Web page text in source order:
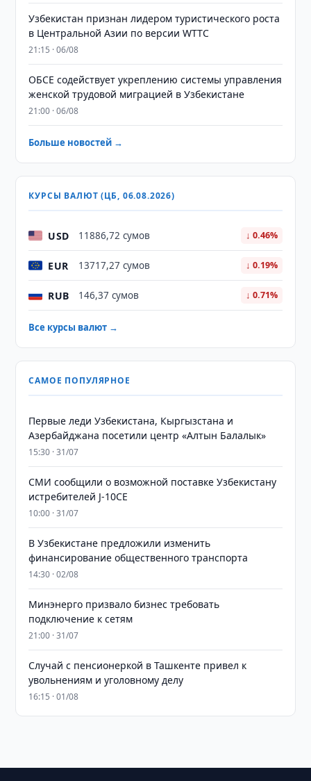
Узбекистан признан лидером туристического роста
в Центральной Азии по версии WTTC
21:15 · 06/08
ОБСЕ содействует укреплению системы управления
женской трудовой миграцией в Узбекистане
21:00 · 06/08
Больше новостей →
КУРСЫ ВАЛЮТ (ЦБ, 06.08.2026)
USD 11886,72 сумов ↓ 0.46%
EUR 13717,27 сумов ↓ 0.19%
RUB 146,37 сумов ↓ 0.71%
Все курсы валют →
САМОЕ ПОПУЛЯРНОЕ
Первые леди Узбекистана, Кыргызстана и
Азербайджана посетили центр «Алтын Балалык»
15:30 · 31/07
СМИ сообщили о возможной поставке Узбекистану
истребителей J-10CE
10:00 · 31/07
В Узбекистане предложили изменить
финансирование общественного транспорта
14:30 · 02/08
Минэнерго призвало бизнес требовать
подключение к сетям
21:00 · 31/07
Случай с пенсионеркой в Ташкенте привел к
увольнениям и уголовному делу
16:15 · 01/08